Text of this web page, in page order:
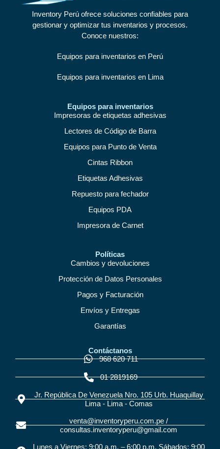
Inventory Perú ofrece soluciones confiables para
gestionar y optimizar tus inventarios y procesos.
Conoce nuestros:
Equipos para inventarios en Perú
Equipos para inventarios en Lima
Equipos para inventarios
Impresoras de etiquetas adhesivas
Lectores de Código de Barra
Equipos para Punto de Venta
Cintas Ribbon
Etiquetas Adhesivas
Repuesto para fechador
Equipos PDA
Impresora de Carnet
Políticas
Cambios y devoluciones
Protección de Datos Personales
Pagos y Facturación
Envíos y Entregas
Garantías
Contáctanos
968 620 711
01 2819169
Jr. República De Venezuela Nro. 105 Urb. Huaquillay
Lima - Lima - Comas
venta@inventoryperu.com.pe /
consultas.inventoryperu@gmail.com
Lunes a Viernes: 9:00 a.m. – 6:00 p.m. Sábados: 9:00